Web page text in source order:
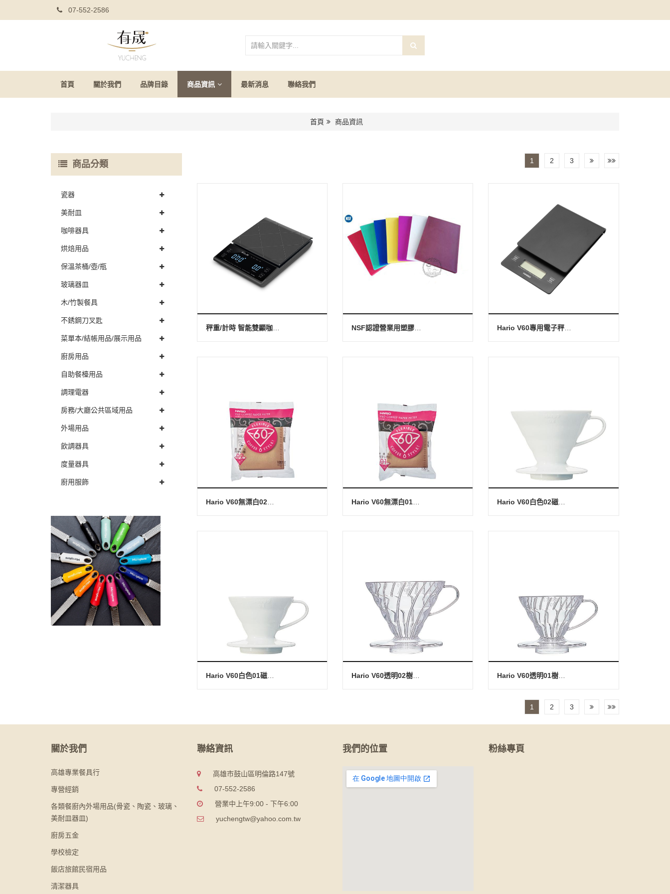
07-552-2586
首頁 關於我們 品牌目錄 商品資訊 最新消息 聯絡我們
首頁 商品資訊
商品分類
瓷器
美耐皿
咖啡器具
烘焙用品
保溫茶桶/壺/瓶
玻璃器皿
木/竹製餐具
不銹鋼刀叉匙
菜單本/結帳用品/展示用品
廚房用品
自助餐檯用品
調理電器
房務/大廳公共區域用品
外場用品
飲調器具
度量器具
廚用服飾
1 2 3
秤重/計時 智能雙顯咖啡秤3KG NSF認證營業用塑膠砧板450X300X40mm (P-140) Hario V60專用電子秤 2000g
Hario V60無漂白02濾紙-100張 Hario V60無漂白01濾紙-100張
Hario V60白色01磁石濾杯-1~2杯(附V60量匙) Hario V60透明02樹脂濾杯-1~4杯(附V60量匙) Hario V60透明01樹脂濾杯-1~2杯(附V60量匙)
1 2 3
關於我們
高雄專業餐具行
專營經銷
各類餐廚內外場用品(骨瓷、陶瓷、玻璃、
美耐皿器皿)
廚房五金
學校檢定
飯店旅館民宿用品
清潔器具
聯絡資訊
高雄市鼓山區明倫路147號
07-552-2586
營業中上午9:00 - 下午6:00
yuchengtw@yahoo.com.tw
我們的位置 粉絲專頁